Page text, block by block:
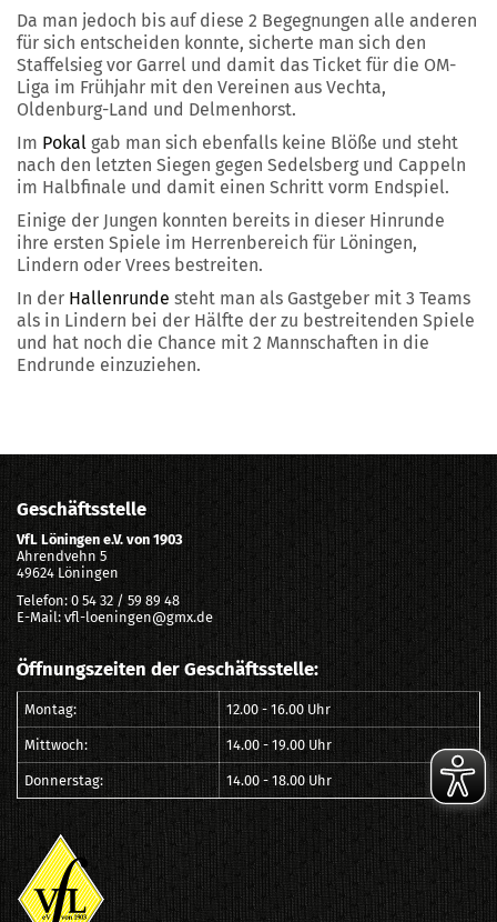
Da man jedoch bis auf diese 2 Begegnungen alle anderen
für sich entscheiden konnte, sicherte man sich den
Staffelsieg vor Garrel und damit das Ticket für die OM-
Liga im Frühjahr mit den Vereinen aus Vechta,
Oldenburg-Land und Delmenhorst.
Im Pokal gab man sich ebenfalls keine Blöße und steht
nach den letzten Siegen gegen Sedelsberg und Cappeln
im Halbfinale und damit einen Schritt vorm Endspiel.
Einige der Jungen konnten bereits in dieser Hinrunde
ihre ersten Spiele im Herrenbereich für Löningen,
Lindern oder Vrees bestreiten.
In der Hallenrunde steht man als Gastgeber mit 3 Teams
als in Lindern bei der Hälfte der zu bestreitenden Spiele
und hat noch die Chance mit 2 Mannschaften in die
Endrunde einzuziehen.
Geschäftsstelle
VfL Löningen e.V. von 1903
Ahrendvehn 5
49624 Löningen
Telefon: 0 54 32 / 59 89 48
E-Mail: vfl-loeningen@gmx.de
Öffnungszeiten der Geschäftsstelle:
Montag: 12.00 - 16.00 Uhr
Mittwoch: 14.00 - 19.00 Uhr
Donnerstag: 14.00 - 18.00 Uhr